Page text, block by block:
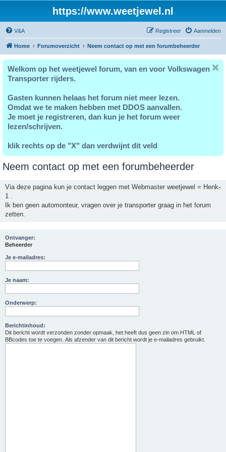
https://www.weetjewel.nl
V&A Aanmelden
Registreer
Home Forumoverzicht Neem contact op met een forumbeheerder
Welkom op het weetjewel forum, van en voor Volkswagen
Transporter rijders.
Gasten kunnen helaas het forum niet meer lezen.
Omdat we te maken hebben met DDOS aanvallen.
Je moet je registreren, dan kun je het forum weer
lezen/schrijven.
klik rechts op de "X" dan verdwijnt dit veld
Neem contact op met een forumbeheerder
Via deze pagina kun je contact leggen met Webmaster weetjewel = Henk-
1 .
Ik ben geen automonteur, vragen over je transporter graag in het forum
zetten.
Ontvanger:
Beheerder
Je e-mailadres:
Je naam:
Onderwerp:
Berichtinhoud:
Dit bericht wordt verzonden zonder opmaak, het heeft dus geen zin om HTML of
BBcodes toe te voegen. Als afzender van dit bericht wordt je e-mailadres gebruikt.